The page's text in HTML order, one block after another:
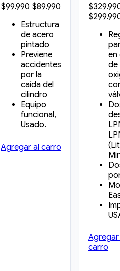
de 10m Usada
$99.990 El
original
era:
$99.990.
$89.990
Estructura
de acero
pintado
Previene
accidentes
por la
caída del
cilindro
Equipo
funcional,
Usado.
Agregar al carro
cilindro
portátil
$
El
original
$
en
de
Agregar
carro